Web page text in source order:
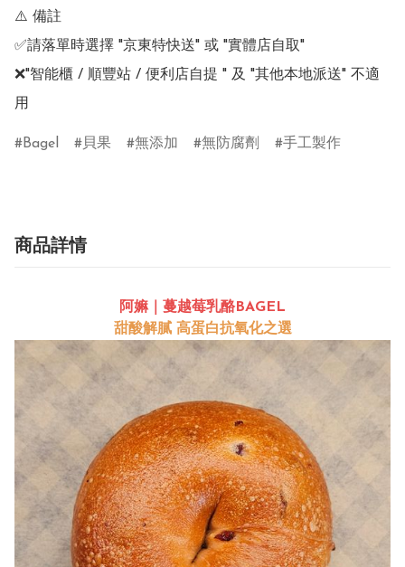
⚠️ 備註
✅請落單時選擇 "京東特快送" 或 "實體店自取"
❌"智能櫃 / 順豐站 / 便利店自提 " 及 "其他本地派送" 不適
用
Bagel 貝果 無添加 無防腐劑 手工製作
商品詳情
阿嫲｜蔓越莓乳酪BAGEL
甜酸解膩 高蛋白抗氧化之選